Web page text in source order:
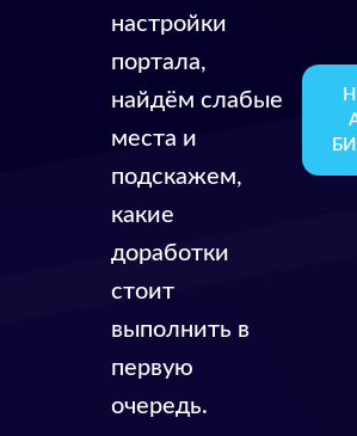
настройки
портала,
найдём слабые
места и
подскажем,
какие
доработки
стоит
выполнить в
первую
очередь.